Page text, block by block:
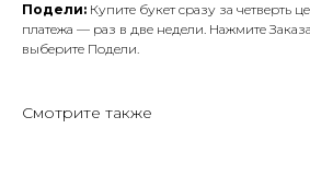
Подели: Купите букет сразу за четверть
платежа — раз в две недели. Нажмите
выберите Подели.
Смотрите также